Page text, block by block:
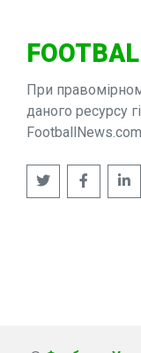
При
даного ресурсу